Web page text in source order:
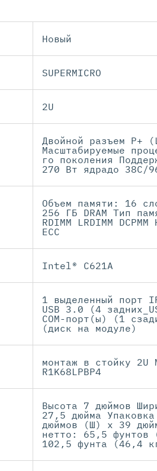
Новый
SUPERMICRO
2U
Двойной разъем P+
Масштабируемые
го поколения
270 Вт ядрадо 38С/
Объем памяти: 16
256 ГБ DRAM Тип
RDIMM LRDIMM
ЕСС
Intel® C621A
1 выделенный порт
USB 3.0 (4
COM-порт(ы) (1
(диск на модуле)
монтаж в стойку 2U
R1K68LPBP4
Высота 7 дюймов
27,5 дюйма
дюймов (Ш) x 39
нетто: 65,5 фунтов
102,5 фунта (46,4